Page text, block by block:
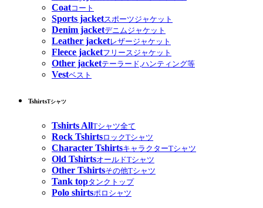
Coatコート
Sports jacketスポーツジャケット
Denim jacketデニムジャケット
Leather jacketレザージャケット
Fleece jacketフリースジャケット
Other jacketテーラード,ハンティング等
Vestベスト
TshirtsTシャツ
Tshirts AllTシャツ全て
Rock TshirtsロックTシャツ
Character TshirtsキャラクターTシャツ
Old TshirtsオールドTシャツ
Other Tshirtsその他Tシャツ
Tank topタンクトップ
Polo shirtsポロシャツ